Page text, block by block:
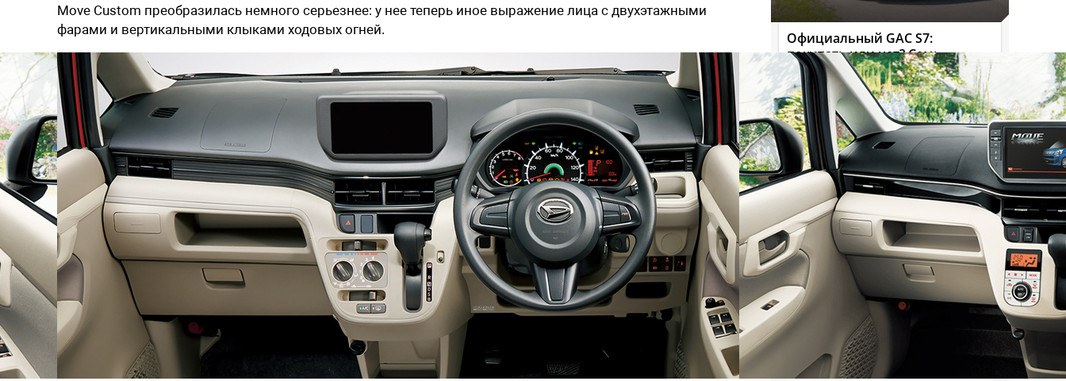
Move Custom преобразилась немного серьезнее: у нее теперь иное выражение лица с двухэтажными
фарами и вертикальными клыками ходовых огней.
Официальный GAC S7:
покупать или нет? Семь
мнений и замеры на полигоне
Сейчас обсуждают
Alexey_S
То есть после поднятия НДС,
введения гигантского утиля, стали
строить больше дорог? И все
затевалось ради этого? А это
какие идиоты так думают?
SaleDirector